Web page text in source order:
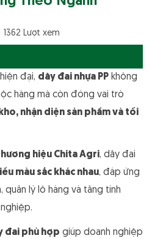
1362 Lượt xem
đại, dây đai nhựa PP không
hàng mà còn đóng vai trò
nhận diện sản phẩm và tối
hiệu Chita Agri, dây đai
màu sắc khác nhau, đáp ứng
quản lý lô hàng và tăng tính
đai phù hợp giúp doanh nghiệp